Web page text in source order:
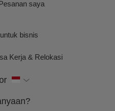
saya
bisnis
Kerja & Relokasi